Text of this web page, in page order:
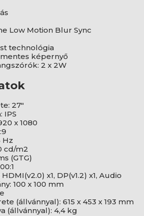
Low Motion Blur Sync
technológia
képernyő
2 x 2W
27"
IPS
x 1080
Hz
cd/m2
(GTG)
x1, DP(v1.2) x1, Audio
100 x 100 mm
(állvánnyal): 615 x 453 x 193 mm
(állvánnyal): 4,4 kg